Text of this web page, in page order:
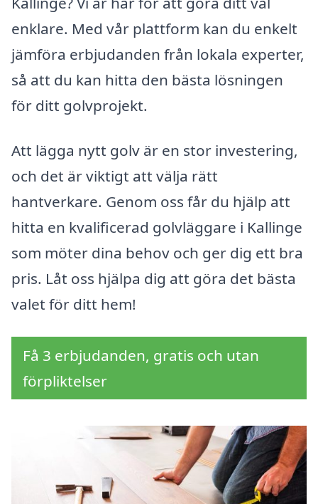
enklare. Med vår plattform kan du enkelt
jämföra erbjudanden från lokala experter,
så att du kan hitta den bästa lösningen
för ditt golvprojekt.
Att lägga nytt golv är en stor investering,
och det är viktigt att välja rätt
hantverkare. Genom oss får du hjälp att
hitta en kvalificerad golvläggare i Kallinge
som möter dina behov och ger dig ett bra
pris. Låt oss hjälpa dig att göra det bästa
valet för ditt hem!
Få 3 erbjudanden, gratis och utan
förpliktelser